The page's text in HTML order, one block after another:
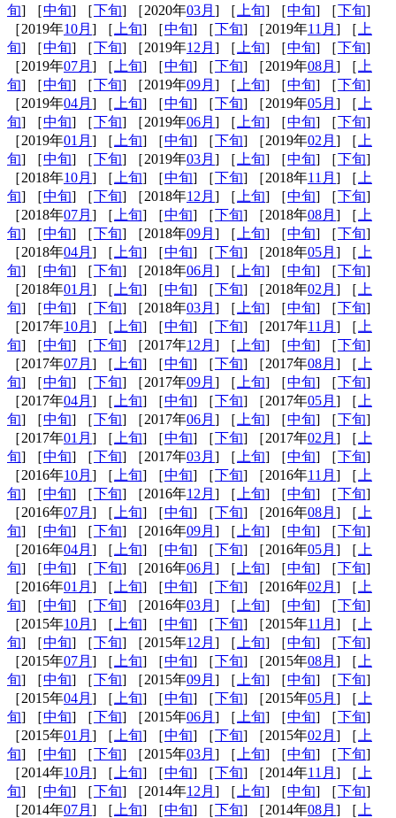
旬] ［中旬] ［下旬] ［2020年03月 ] ［ 上旬] ［中旬] ［下旬]
［2019年10月 ] ［ 上旬] ［中旬] ［下旬] ［2019年11月 ] ［ 上
旬] ［中旬] ［下旬] ［2019年12月 ] ［ 上旬] ［中旬] ［下旬]
［2019年07月 ] ［ 上旬] ［中旬] ［下旬] ［2019年08月 ] ［ 上
旬] ［中旬] ［下旬] ［2019年09月 ] ［ 上旬] ［中旬] ［下旬]
［2019年04月 ] ［ 上旬] ［中旬] ［下旬] ［2019年05月 ] ［ 上
旬] ［中旬] ［下旬] ［2019年06月 ] ［ 上旬] ［中旬] ［下旬]
［2019年01月 ] ［ 上旬] ［中旬] ［下旬] ［2019年02月 ] ［ 上
旬] ［中旬] ［下旬] ［2019年03月 ] ［ 上旬] ［中旬] ［下旬]
［2018年10月 ] ［ 上旬] ［中旬] ［下旬] ［2018年11月 ] ［ 上
旬] ［中旬] ［下旬] ［2018年12月 ] ［ 上旬] ［中旬] ［下旬]
［2018年07月 ] ［ 上旬] ［中旬] ［下旬] ［2018年08月 ] ［ 上
旬] ［中旬] ［下旬] ［2018年09月 ] ［ 上旬] ［中旬] ［下旬]
［2018年04月 ] ［ 上旬] ［中旬] ［下旬] ［2018年05月 ] ［ 上
旬] ［中旬] ［下旬] ［2018年06月 ] ［ 上旬] ［中旬] ［下旬]
［2018年01月 ] ［ 上旬] ［中旬] ［下旬] ［2018年02月 ] ［ 上
旬] ［中旬] ［下旬] ［2018年03月 ] ［ 上旬] ［中旬] ［下旬]
［2017年10月 ] ［ 上旬] ［中旬] ［下旬] ［2017年11月 ] ［ 上
旬] ［中旬] ［下旬] ［2017年12月 ] ［ 上旬] ［中旬] ［下旬]
［2017年07月 ] ［ 上旬] ［中旬] ［下旬] ［2017年08月 ] ［ 上
旬] ［中旬] ［下旬] ［2017年09月 ] ［ 上旬] ［中旬] ［下旬]
［2017年04月 ] ［ 上旬] ［中旬] ［下旬] ［2017年05月 ] ［ 上
旬] ［中旬] ［下旬] ［2017年06月 ] ［ 上旬] ［中旬] ［下旬]
［2017年01月 ] ［ 上旬] ［中旬] ［下旬] ［2017年02月 ] ［ 上
旬] ［中旬] ［下旬] ［2017年03月 ] ［ 上旬] ［中旬] ［下旬]
［2016年10月 ] ［ 上旬] ［中旬] ［下旬] ［2016年11月 ] ［ 上
旬] ［中旬] ［下旬] ［2016年12月 ] ［ 上旬] ［中旬] ［下旬]
［2016年07月 ] ［ 上旬] ［中旬] ［下旬] ［2016年08月 ] ［ 上
旬] ［中旬] ［下旬] ［2016年09月 ] ［ 上旬] ［中旬] ［下旬]
［2016年04月 ] ［ 上旬] ［中旬] ［下旬] ［2016年05月 ] ［ 上
旬] ［中旬] ［下旬] ［2016年06月 ] ［ 上旬] ［中旬] ［下旬]
［2016年01月 ] ［ 上旬] ［中旬] ［下旬] ［2016年02月 ] ［ 上
旬] ［中旬] ［下旬] ［2016年03月 ] ［ 上旬] ［中旬] ［下旬]
［2015年10月 ] ［ 上旬] ［中旬] ［下旬] ［2015年11月 ] ［ 上
旬] ［中旬] ［下旬] ［2015年12月 ] ［ 上旬] ［中旬] ［下旬]
［2015年07月 ] ［ 上旬] ［中旬] ［下旬] ［2015年08月 ] ［ 上
旬] ［中旬] ［下旬] ［2015年09月 ] ［ 上旬] ［中旬] ［下旬]
［2015年04月 ] ［ 上旬] ［中旬] ［下旬] ［2015年05月 ] ［ 上
旬] ［中旬] ［下旬] ［2015年06月 ] ［ 上旬] ［中旬] ［下旬]
［2015年01月 ] ［ 上旬] ［中旬] ［下旬] ［2015年02月 ] ［ 上
旬] ［中旬] ［下旬] ［2015年03月 ] ［ 上旬] ［中旬] ［下旬]
［2014年10月 ] ［ 上旬] ［中旬] ［下旬] ［2014年11月 ] ［ 上
旬] ［中旬] ［下旬] ［2014年12月 ] ［ 上旬] ［中旬] ［下旬]
［2014年07月 ] ［ 上旬] ［中旬] ［下旬] ［2014年08月 ] ［ 上